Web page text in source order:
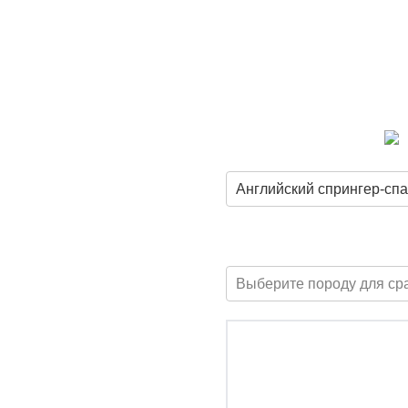
Английский спрингер-
Выберите породу для